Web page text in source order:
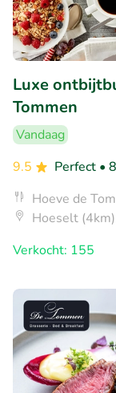
Luxe
Tommen
Vandaag
9.5
Perfect •
Hoeve de
Hoeselt (4km)
Verkocht: 155